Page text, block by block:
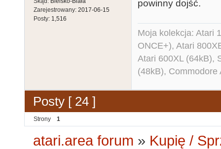
Zarejestrowany: 2017-06-15
Posty: 1,516
powinny dojść.
Moja kolekcja: Atari
ONCE+), Atari
Atari 600XL (64kB),
(48kB),
Posty [ 24 ]
Strony 1
atari.area forum » Kupię /